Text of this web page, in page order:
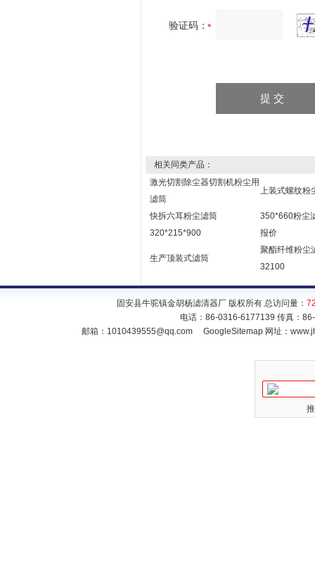
验证码：
相关同类产品：
激光切割除尘器切割机粉尘用
滤筒
上装式螺纹粉
快拆六耳粉尘滤筒
320*215*900
350*660粉尘
报价
生产顶装式滤筒
聚酯纤维粉尘
32100
固安县牛驼镇金胡杨滤清器厂 版权所有 总访问量：
电话：86-0316-6177139 传真：
邮箱： 1010439555@qq.com GoogleSitemap网址：